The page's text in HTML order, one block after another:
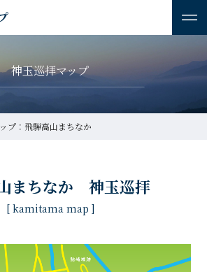
神玉巡拝マップ
プ：飛騨高山まちなか
まちなか 神玉巡拝
[ kamitama map ]